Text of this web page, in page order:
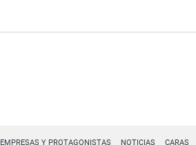
EMPRESAS Y PROTAGONISTAS NOTICIAS CARAS